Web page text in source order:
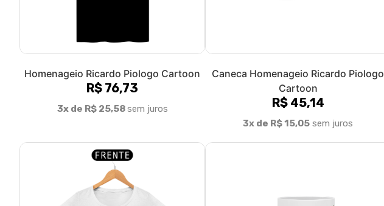
Homenageio Ricardo Piologo Cartoon
R$ 76,73
3x de R$ 25,58sem juros
Caneca Homenageio Ricardo Piologo
Cartoon
R$ 45,14
3x de R$ 15,05 sem juros